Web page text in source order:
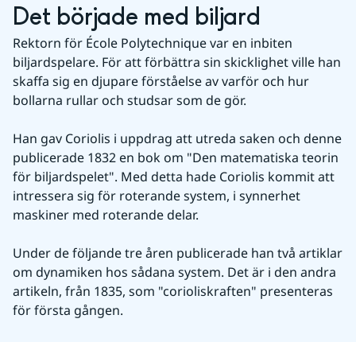
Det började med biljard
Rektorn för École Polytechnique var en inbiten
biljardspelare. För att förbättra sin skicklighet ville han
skaffa sig en djupare förståelse av varför och hur
bollarna rullar och studsar som de gör.
Han gav Coriolis i uppdrag att utreda saken och denne
publicerade 1832 en bok om "Den matematiska teorin
för biljardspelet". Med detta hade Coriolis kommit att
intressera sig för roterande system, i synnerhet
maskiner med roterande delar.
Under de följande tre åren publicerade han två artiklar
om dynamiken hos sådana system. Det är i den andra
artikeln, från 1835, som "corioliskraften" presenteras
för första gången.